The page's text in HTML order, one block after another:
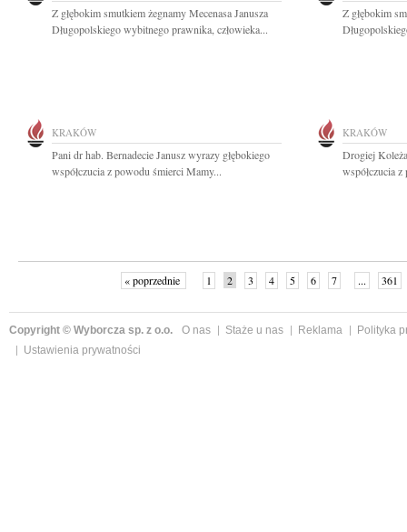
Z głębokim smutkiem żegnamy Mecenasa Janusza
Długopolskiego wybitnego prawnika, człowieka...
Z głębokim
KRAKÓW
Pani dr hab. Bernadecie Janusz wyrazy głębokiego
współczucia z powodu śmierci Mamy...
KRAKÓW
Drogiej
współczucia
« poprzednie 1 2 3 4 5 6 7 ... 361
Copyright © Wyborcza sp. z o.o. O nas Staże u nas Reklama
Polityka
Ustawienia prywatności